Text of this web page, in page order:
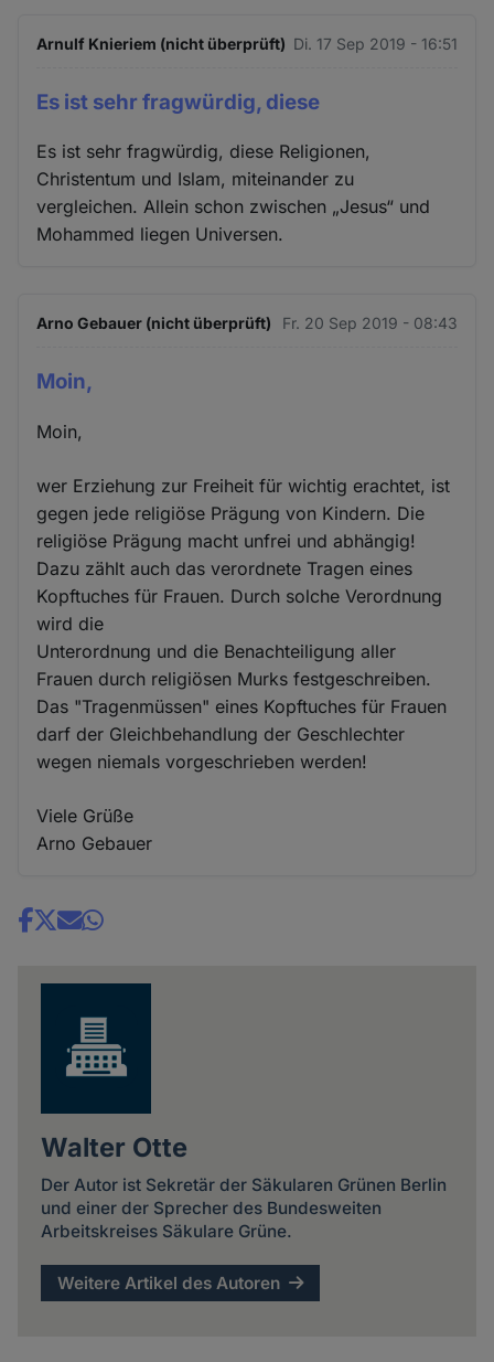
Arnulf Knieriem (nicht überprüft) Di. 17 Sep 2019 - 16:51
Es ist sehr fragwürdig, diese
Es ist sehr fragwürdig, diese Religionen,
Christentum und Islam, miteinander zu
vergleichen. Allein schon zwischen „Jesus“ und
Mohammed liegen Universen.
Arno Gebauer (nicht überprüft) Fr. 20 Sep 2019 - 08:43
Moin,
Moin,
wer Erziehung zur Freiheit für wichtig erachtet, ist
gegen jede religiöse Prägung von Kindern. Die
religiöse Prägung macht unfrei und abhängig!
Dazu zählt auch das verordnete Tragen eines
Kopftuches für Frauen. Durch solche Verordnung
wird die
Unterordnung und die Benachteiligung aller
Frauen durch religiösen Murks festgeschreiben.
Das "Tragenmüssen" eines Kopftuches für Frauen
darf der Gleichbehandlung der Geschlechter
wegen niemals vorgeschrieben werden!
Viele Grüße
Arno Gebauer
Share
Walter Otte
Der Autor ist Sekretär der Säkularen Grünen Berlin
und einer der Sprecher des Bundesweiten
Arbeitskreises Säkulare Grüne.
Weitere Artikel des Autoren